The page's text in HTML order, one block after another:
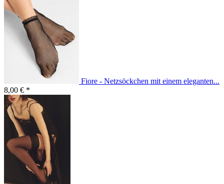
Fiore - Netzsöckchen mit einem eleganten...
8,00 € *